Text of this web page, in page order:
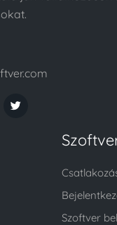
Szoftver